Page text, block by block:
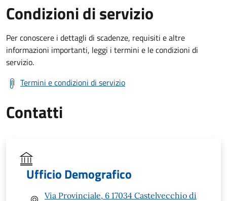
Condizioni di servizio
Per conoscere i dettagli di scadenze, requisiti e altre
informazioni importanti, leggi i termini e le condizioni di
servizio.
Termini e condizioni di servizio
Contatti
Ufficio Demografico
Via Provinciale, 6 17034 Castelvecchio di